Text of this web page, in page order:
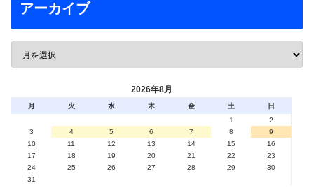
アーカイブ
2026年8月
月 火 水 木 金 土
日
1
2
3
4 5 6 7 8
9
10
11 12 13 14 15
16
17
18 19 20 21 22
23
24
25 26 27 28 29
30
31